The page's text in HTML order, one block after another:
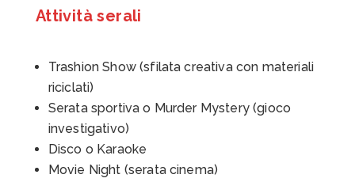
Attività serali
Trashion Show (sfilata creativa con materiali
riciclati)
Serata sportiva o Murder Mystery (gioco
investigativo)
Disco o Karaoke
Movie Night (serata cinema)